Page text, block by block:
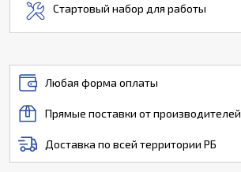
Стартовый набор для работы
Любая форма оплаты
Прямые поставки от производителей
Доставка по всей территории РБ